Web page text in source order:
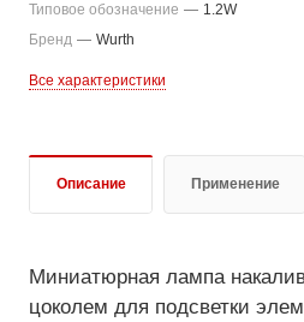
Типовое обозначение — 1.2W
Бренд — Wurth
Все характеристики
Описание Применение
Миниатюрная лампа
цоколем для подсветки